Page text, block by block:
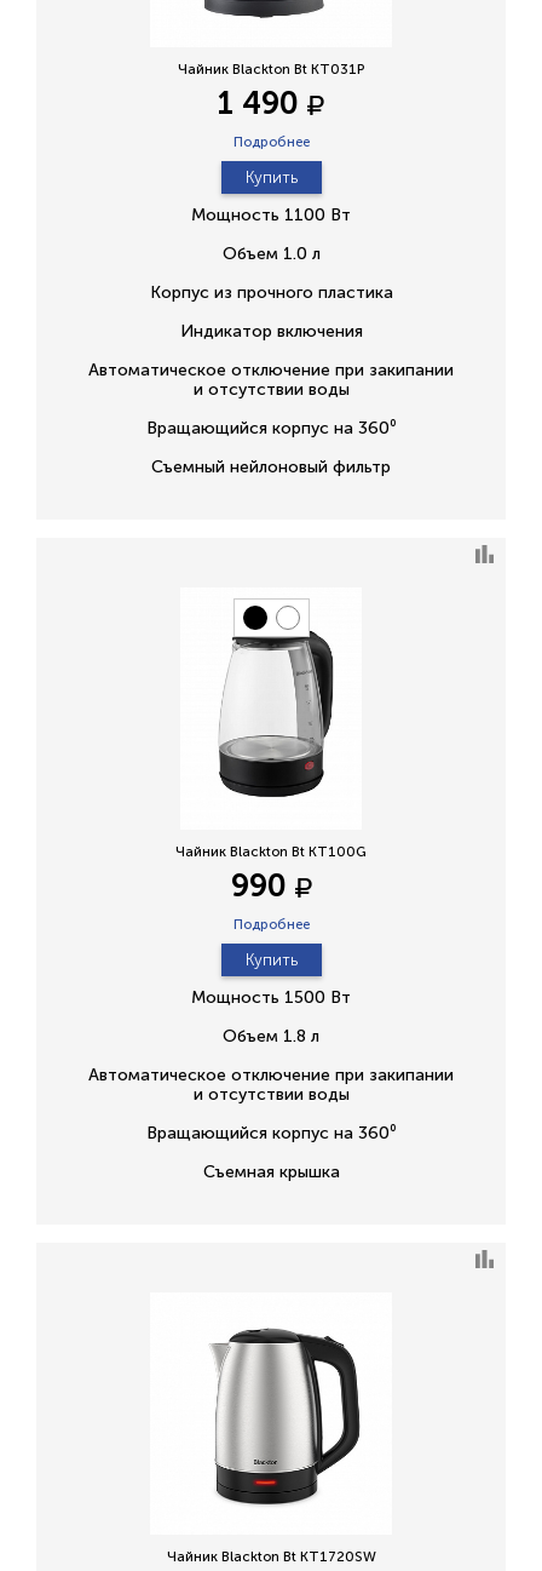
Чайник Blackton Bt KT031P
1 490
Подробнее
Купить
Мощность 1100 Вт
Объем 1.0 л
Корпус из прочного пластика
Индикатор включения
Автоматическое отключение при закипании
и отсутствии воды
Вращающийся корпус на 360⁰
Съемный нейлоновый фильтр
Чайник Blackton Bt KT100G
990
Подробнее
Купить
Мощность 1500 Вт
Объем 1.8 л
Автоматическое отключение при закипании
и отсутствии воды
Вращающийся корпус на 360⁰
Съемная крышка
Чайник Blackton Bt KT1720SW